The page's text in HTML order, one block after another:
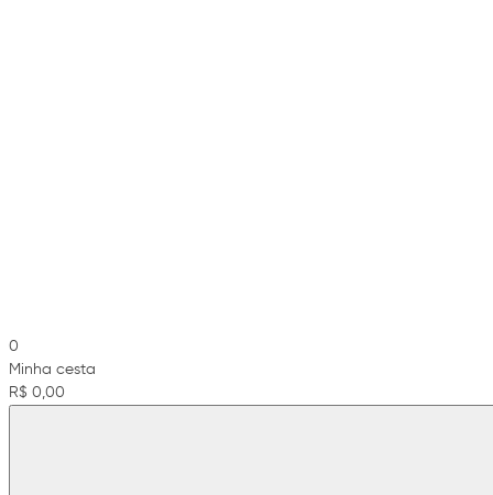
0
Minha cesta
R$ 0,00